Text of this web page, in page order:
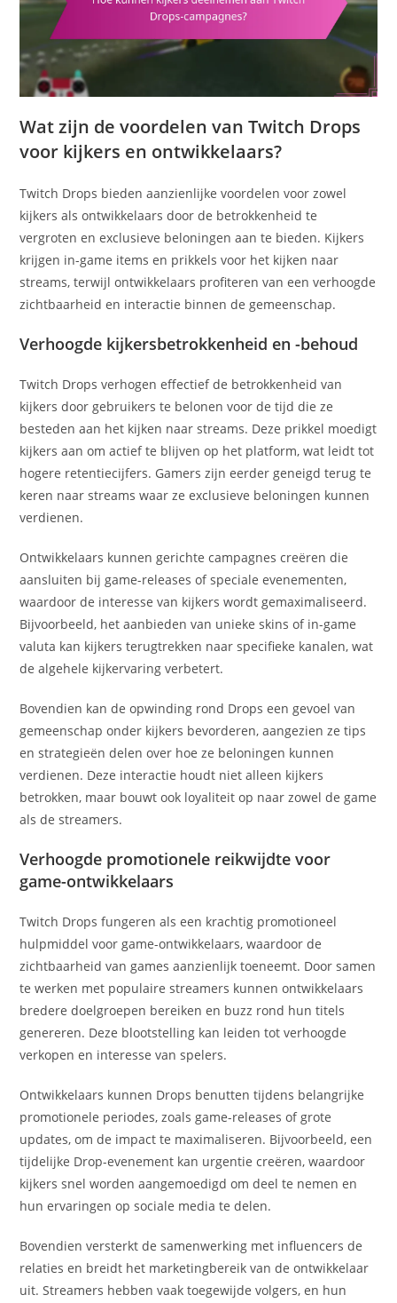
Wat zijn de voordelen van Twitch Drops
voor kijkers en ontwikkelaars?
Twitch Drops bieden aanzienlijke voordelen voor zowel
kijkers als ontwikkelaars door de betrokkenheid te
vergroten en exclusieve beloningen aan te bieden. Kijkers
krijgen in-game items en prikkels voor het kijken naar
streams, terwijl ontwikkelaars profiteren van een verhoogde
zichtbaarheid en interactie binnen de gemeenschap.
Verhoogde kijkersbetrokkenheid en -behoud
Twitch Drops verhogen effectief de betrokkenheid van
kijkers door gebruikers te belonen voor de tijd die ze
besteden aan het kijken naar streams. Deze prikkel moedigt
kijkers aan om actief te blijven op het platform, wat leidt tot
hogere retentiecijfers. Gamers zijn eerder geneigd terug te
keren naar streams waar ze exclusieve beloningen kunnen
verdienen.
Ontwikkelaars kunnen gerichte campagnes creëren die
aansluiten bij game-releases of speciale evenementen,
waardoor de interesse van kijkers wordt gemaximaliseerd.
Bijvoorbeeld, het aanbieden van unieke skins of in-game
valuta kan kijkers terugtrekken naar specifieke kanalen, wat
de algehele kijkervaring verbetert.
Bovendien kan de opwinding rond Drops een gevoel van
gemeenschap onder kijkers bevorderen, aangezien ze tips
en strategieën delen over hoe ze beloningen kunnen
verdienen. Deze interactie houdt niet alleen kijkers
betrokken, maar bouwt ook loyaliteit op naar zowel de game
als de streamers.
Verhoogde promotionele reikwijdte voor
game-ontwikkelaars
Twitch Drops fungeren als een krachtig promotioneel
hulpmiddel voor game-ontwikkelaars, waardoor de
zichtbaarheid van games aanzienlijk toeneemt. Door samen
te werken met populaire streamers kunnen ontwikkelaars
bredere doelgroepen bereiken en buzz rond hun titels
genereren. Deze blootstelling kan leiden tot verhoogde
verkopen en interesse van spelers.
Ontwikkelaars kunnen Drops benutten tijdens belangrijke
promotionele periodes, zoals game-releases of grote
updates, om de impact te maximaliseren. Bijvoorbeeld, een
tijdelijke Drop-evenement kan urgentie creëren, waardoor
kijkers snel worden aangemoedigd om deel te nemen en
hun ervaringen op sociale media te delen.
Bovendien versterkt de samenwerking met influencers de
relaties en breidt het marketingbereik van de ontwikkelaar
uit. Streamers hebben vaak toegewijde volgers, en hun